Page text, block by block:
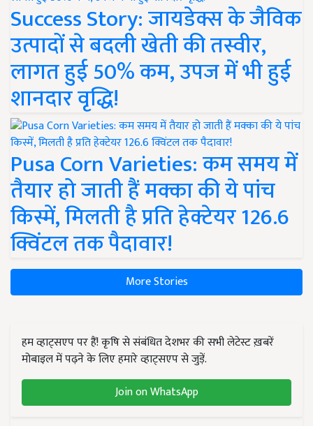
Success Story: जायडेक्स के जैविक
उत्पादों से बदली खेती की तस्वीर,
लागत हुई 50% कम, उपज में भी हुई
शानदार वृद्धि!
Pusa Corn Varieties: कम समय में
तैयार हो जाती हैं मक्का की ये पांच
किस्में, मिलती है प्रति हेक्टेयर 126.6
क्विंटल तक पैदावार!
More Stories
हम व्हाट्सएप पर हैं! कृषि से संबंधित देशभर की सभी लेटेस्ट ख़बरें
मोबाइल में पढ़ने के लिए हमारे व्हाट्सएप से जुड़ें.
Join on WhatsApp